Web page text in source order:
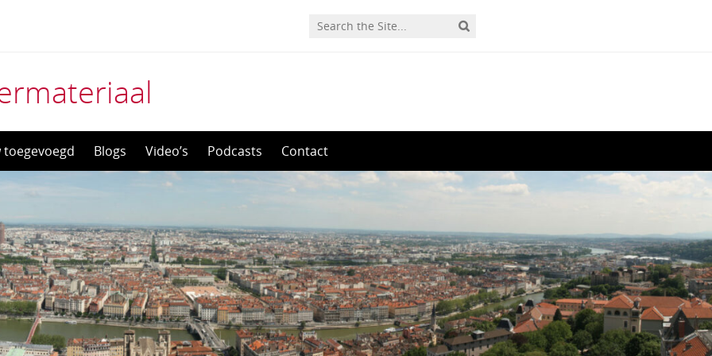
toegevoegd Blogs Video’s Podcasts Contact